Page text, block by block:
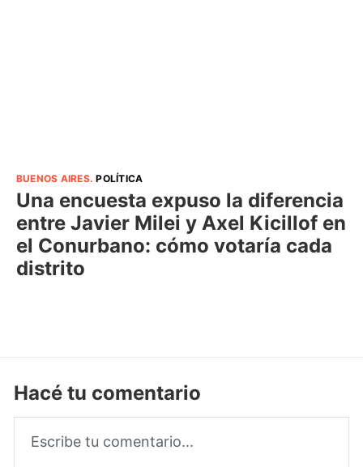
BUENOS AIRES.POLÍTICA
Una encuesta expuso la diferencia
entre Javier Milei y Axel Kicillof en
el Conurbano: cómo votaría cada
distrito
Hacé tu comentario